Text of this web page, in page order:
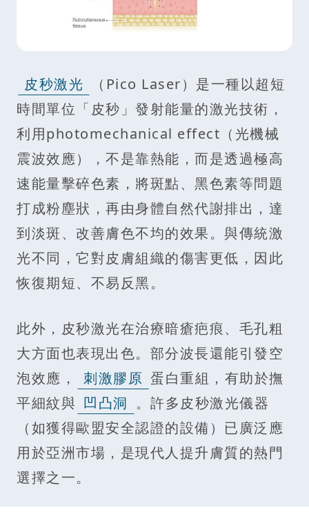
皮秒激光
（Pico Laser）是一種以超短
時間單位「皮秒」發射能量的激光技術，
利用photomechanical effect（光機械
震波效應），不是靠熱能，而是透過極高
速能量擊碎色素，將斑點、黑色素等問題
打成粉塵狀，再由身體自然代謝排出，達
到淡斑、改善膚色不均的效果。與傳統激
光不同，它對皮膚組織的傷害更低，因此
恢復期短、不易反黑。
此外，皮秒激光在治療暗瘡疤痕、毛孔粗
大方面也表現出色。部分波長還能引發空
泡效應，
刺激膠原 蛋白重組，有助於撫
平細紋與 凹凸洞 。許多皮秒激光儀器
（如獲得歐盟安全認證的設備）已廣泛應
用於亞洲市場，是現代人提升膚質的熱門
選擇之一。